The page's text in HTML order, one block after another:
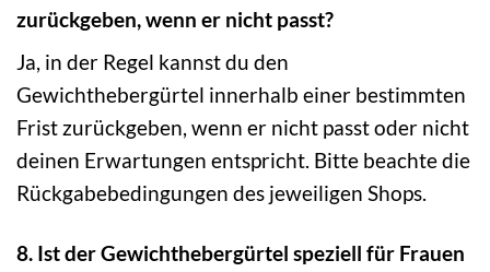
zurückgeben, wenn er nicht passt?
Ja, in der Regel kannst du den
Gewichthebergürtel innerhalb einer bestimmten
Frist zurückgeben, wenn er nicht passt oder nicht
deinen Erwartungen entspricht. Bitte beachte die
Rückgabebedingungen des jeweiligen Shops.
8. Ist der Gewichthebergürtel speziell für Frauen